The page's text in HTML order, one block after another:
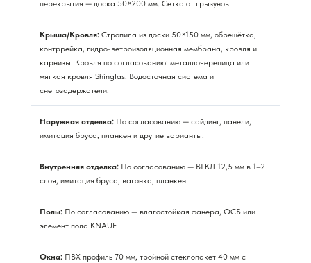
перекрытия — доска 50×200 мм. Сетка от грызунов.
Крыша/Кровля: Стропила из доски 50×150 мм, обрешётка,
контррейка, гидро-ветроизоляционная мембрана, кровля и
карнизы. Кровля по согласованию: металлочерепица или
мягкая кровля Shinglas. Водосточная система и
снегозадержатели.
Наружная отделка: По согласованию — сайдинг, панели,
имитация бруса, планкен и другие варианты.
Внутренняя отделка: По согласованию — ВГКЛ 12,5 мм в 1–2
слоя, имитация бруса, вагонка, планкен.
Полы: По согласованию — влагостойкая фанера, ОСБ или
элемент пола KNAUF.
Окна: ПВХ профиль 70 мм, тройной стеклопакет 40 мм с